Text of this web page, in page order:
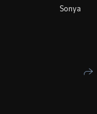
Sonya